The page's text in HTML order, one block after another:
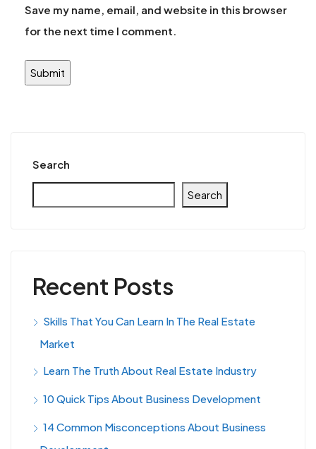
Save my name, email, and website in this browser
for the next time I comment.
Search
Search
Recent Posts
Skills That You Can Learn In The Real Estate
Market
Learn The Truth About Real Estate Industry
10 Quick Tips About Business Development
14 Common Misconceptions About Business